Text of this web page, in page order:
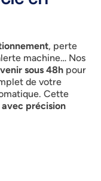
, perte
machine… Nos
sous 48h pour
de votre
Cette
précision